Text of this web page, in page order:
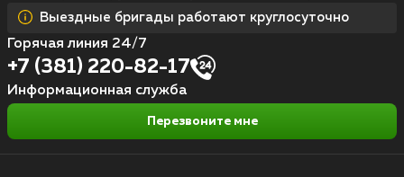
Выездные бригады работают круглосуточно
Горячая линия 24/7
+7 (381) 220-82-17
Информационная служба
Перезвоните мне